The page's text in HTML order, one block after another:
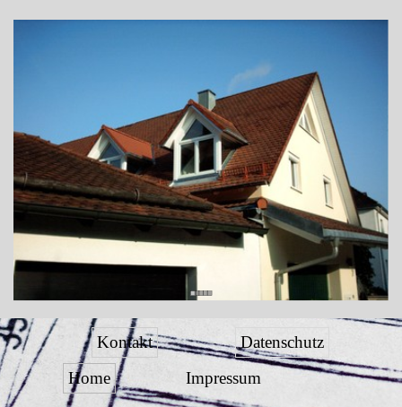
Home
Kontakt
Impressum
Datenschutz